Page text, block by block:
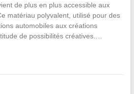
de plus en plus accessible aux
matériau polyvalent, utilisé pour des
automobiles aux créations
de possibilités créatives.…